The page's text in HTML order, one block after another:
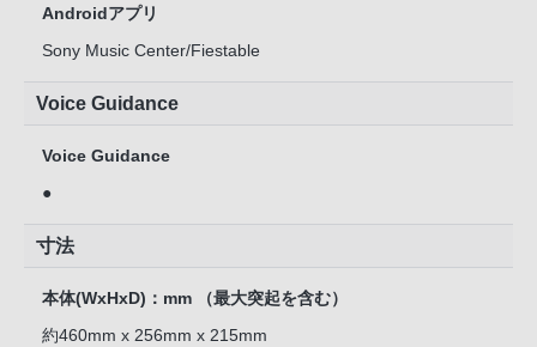
Androidアプリ
Sony Music Center/Fiestable
Voice Guidance
Voice Guidance
●
寸法
本体(WxHxD)：mm （最大突起を含む）
約460mm x 256mm x 215mm